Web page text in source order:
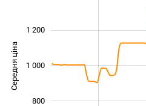
Середня ціна 1 000
800
1 000
1 200